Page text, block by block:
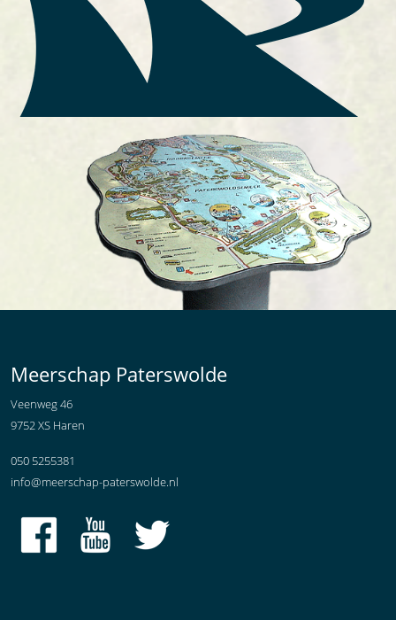
Meerschap Paterswolde
Veenweg 46
9752 XS Haren
050 5255381
info@meerschap-paterswolde.nl